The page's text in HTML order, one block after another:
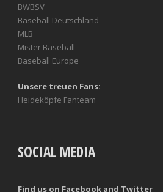
BWBSV
Baseball Deutschland
MLB
Mister Baseball
Baseball Europe
Unsere treuen Fans:
Heideköpfe Fanteam
SOCIAL MEDIA
Find us on Facebook and Twitter